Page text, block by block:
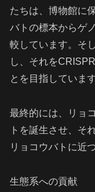
たちは、博物館に
バトの標本からゲ
較しています。そ
し、それを
とを目指しています
最終的には、リョ
トを誕生させ、そ
リョコウバトに近
生態系への貢献